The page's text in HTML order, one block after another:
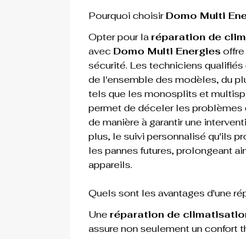
Pourquoi choisir Domo Multi
Opter pour la réparation de
avec Domo Multi Energies offre
sécurité. Les techniciens
de l'ensemble des modèles, du
tels que les monosplits et
permet de déceler les
de manière à garantir une
plus, le suivi personnalisé qu'ils
les pannes futures, prolongeant
appareils.
Quels sont les avantages d'une
Une réparation de
assure non seulement un confort